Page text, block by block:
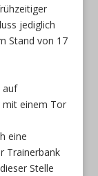
jediglich
Stand von 17
auf
mit einem Tor
eine
Trainerbank
Stelle